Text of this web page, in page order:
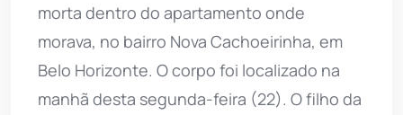
morta dentro do apartamento onde
morava, no bairro Nova Cachoeirinha, em
Belo Horizonte. O corpo foi localizado na
manhã desta segunda-feira (22). O filho da